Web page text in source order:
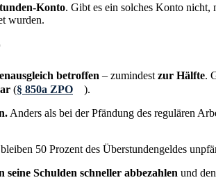
Konto. Gibt es ein solches Konto nicht,
wurden.
betroffen – zumindestzur Hälfte.
(§ 850a ZPO
).
Anders als bei der Pfändung des regulären
50 Prozent des Überstundengeldes
Schulden schneller abbezahlen und